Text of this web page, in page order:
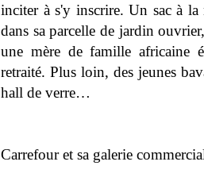
inciter à s'y inscrire. Un sac à la
dans sa parcelle de jardin
une mère de famille africaine
retraité. Plus loin, des jeunes
hall de verre…
Carrefour et sa galerie